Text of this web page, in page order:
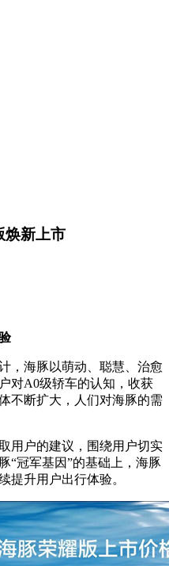
焕新上市
，海豚以萌动、聪慧、治愈
对A0级轿车的认知，收获
不断扩大，人们对海豚的需
用户的建议，围绕用户切实
“冠军基因”的基础上，海豚
提升用户出行体验。